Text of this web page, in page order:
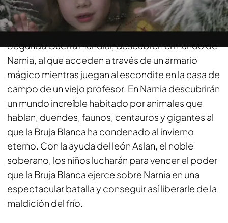
La historia narra las aventuras de cuatro hermanos:
Lucy, Edmund, Susan y Peter que, durante la
Segunda Guerra Mundial, descubren el mundo de
Narnia, al que acceden a través de un armario
mágico mientras juegan al escondite en la casa de
campo de un viejo profesor. En Narnia descubrirán
un mundo increíble habitado por animales que
hablan, duendes, faunos, centauros y gigantes al
que la Bruja Blanca ha condenado al invierno
eterno. Con la ayuda del león Aslan, el noble
soberano, los niños lucharán para vencer el poder
que la Bruja Blanca ejerce sobre Narnia en una
espectacular batalla y conseguir así liberarle de la
maldición del frío.